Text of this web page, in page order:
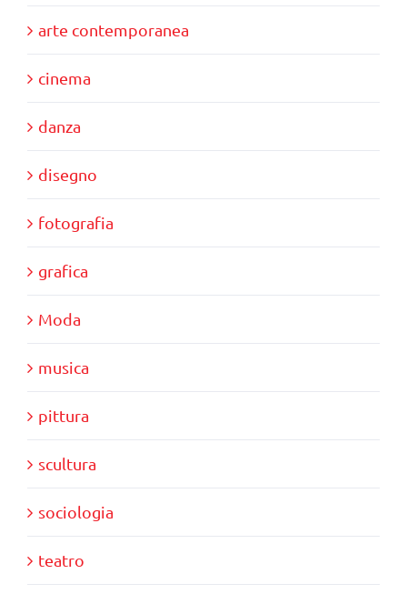
arte contemporanea
cinema
danza
disegno
fotografia
grafica
Moda
musica
pittura
scultura
sociologia
teatro